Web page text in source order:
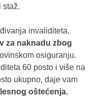
staž.
invaliditeta,
za naknadu zbog
osiguranju.
60 posto i više na
ukupno, daje vam
oštećenja.